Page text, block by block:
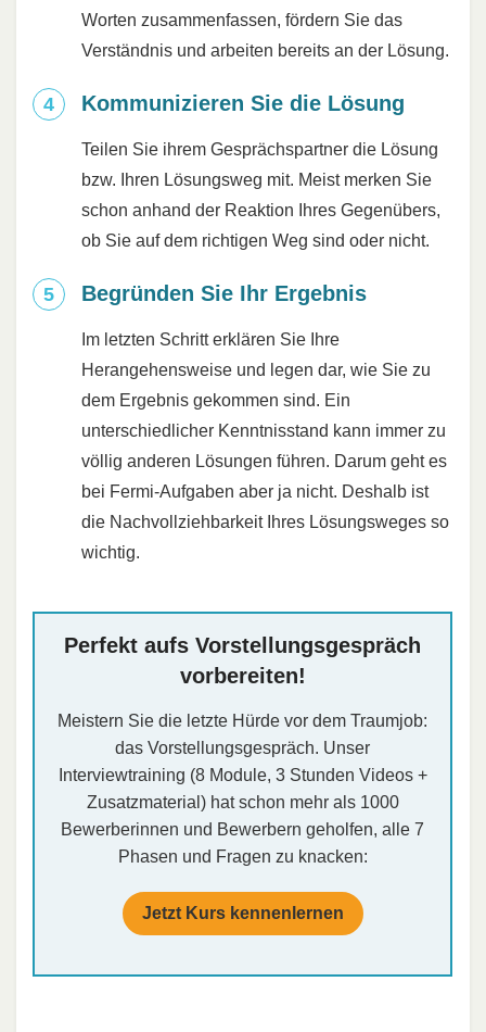
Worten zusammenfassen, fördern Sie das
Verständnis und arbeiten bereits an der Lösung.
Kommunizieren Sie die Lösung
Teilen Sie ihrem Gesprächspartner die Lösung
bzw. Ihren Lösungsweg mit. Meist merken Sie
schon anhand der Reaktion Ihres Gegenübers,
ob Sie auf dem richtigen Weg sind oder nicht.
Begründen Sie Ihr Ergebnis
Im letzten Schritt erklären Sie Ihre
Herangehensweise und legen dar, wie Sie zu
dem Ergebnis gekommen sind. Ein
unterschiedlicher Kenntnisstand kann immer zu
völlig anderen Lösungen führen. Darum geht es
bei Fermi-Aufgaben aber ja nicht. Deshalb ist
die Nachvollziehbarkeit Ihres Lösungsweges so
wichtig.
Perfekt aufs Vorstellungsgespräch
vorbereiten!
Meistern Sie die letzte Hürde vor dem Traumjob:
das Vorstellungsgespräch. Unser
Interviewtraining (8 Module, 3 Stunden Videos +
Zusatzmaterial) hat schon mehr als 1000
Bewerberinnen und Bewerbern geholfen, alle 7
Phasen und Fragen zu knacken:
Jetzt Kurs kennenlernen